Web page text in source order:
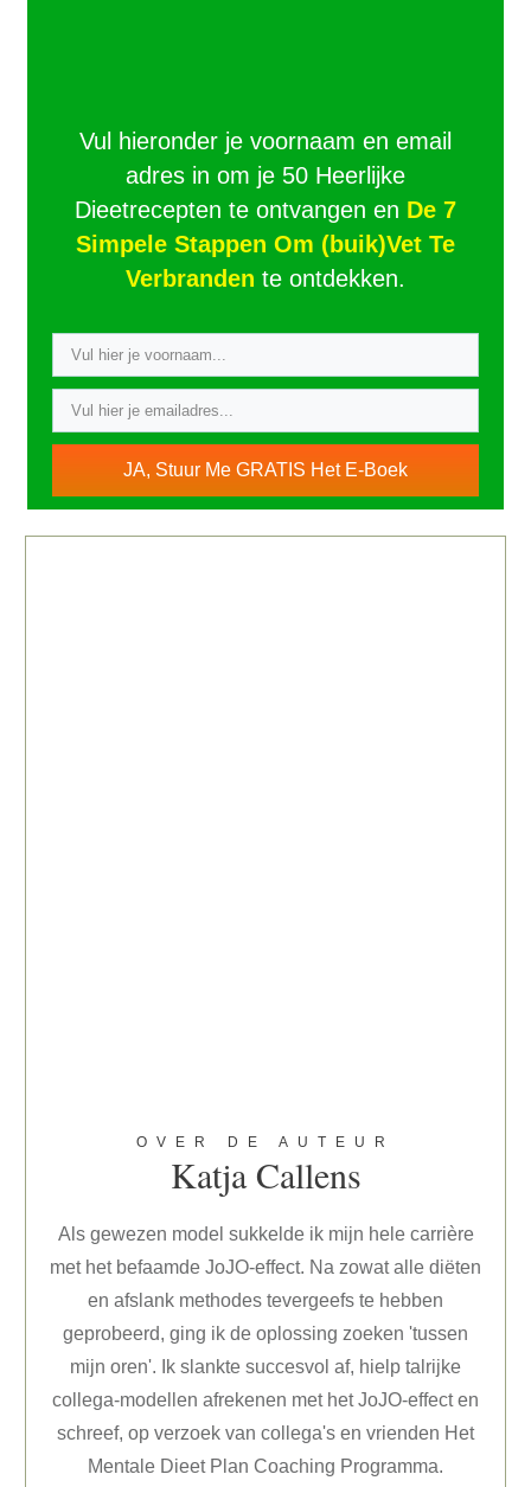
Vul hieronder je voornaam en email
adres in om je 50 Heerlijke
Dieetrecepten te ontvangen en De 7
Simpele Stappen Om (buik)Vet Te
Verbranden te ontdekken.
JA, Stuur Me GRATIS Het E-Boek
OVER DE AUTEUR
Katja Callens
Als gewezen model sukkelde ik mijn hele carrière
met het befaamde JoJO-effect. Na zowat alle diëten
en afslank methodes tevergeefs te hebben
geprobeerd, ging ik de oplossing zoeken 'tussen
mijn oren'. Ik slankte succesvol af, hielp talrijke
collega-modellen afrekenen met het JoJO-effect en
schreef, op verzoek van collega's en vrienden Het
Mentale Dieet Plan Coaching Programma.